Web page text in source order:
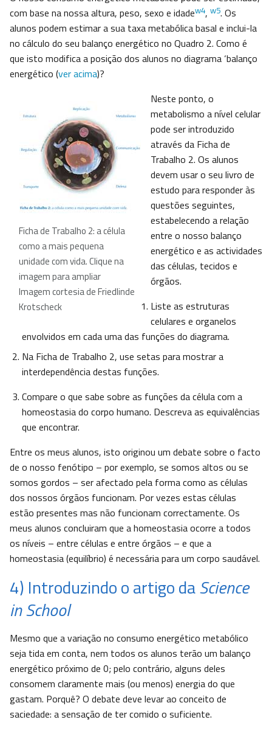
com base na nossa altura, peso, sexo e idadew4, w5. Os
alunos podem estimar a sua taxa metabólica basal e inclui-la
no cálculo do seu balanço energético no Quadro 2. Como é
que isto modifica a posição dos alunos no diagrama ‘balanço
energético (ver acima)?
Ficha de Trabalho 2: a célula
como a mais pequena
unidade com vida. Clique na
imagem para ampliar
Imagem cortesia de Friedlinde
Krotscheck
Neste ponto, o
metabolismo a nível celular
pode ser introduzido
através da Ficha de
Trabalho 2. Os alunos
devem usar o seu livro de
estudo para responder às
questões seguintes,
estabelecendo a relação
entre o nosso balanço
energético e as actividades
das células, tecidos e
órgãos.
Liste as estruturas
celulares e organelos
envolvidos em cada uma das funções do diagrama.
Na Ficha de Trabalho 2, use setas para mostrar a
interdependência destas funções.
Compare o que sabe sobre as funções da célula com a
homeostasia do corpo humano. Descreva as equivalências
que encontrar.
Entre os meus alunos, isto originou um debate sobre o facto
de o nosso fenótipo – por exemplo, se somos altos ou se
somos gordos – ser afectado pela forma como as células
dos nossos órgãos funcionam. Por vezes estas células
estão presentes mas não funcionam correctamente. Os
meus alunos concluiram que a homeostasia ocorre a todos
os níveis – entre células e entre órgãos – e que a
homeostasia (equilíbrio) é necessária para um corpo saudável.
4) Introduzindo o artigo daScience
in School
Mesmo que a variação no consumo energético metabólico
seja tida em conta, nem todos os alunos terão um balanço
energético próximo de 0; pelo contrário, alguns deles
consomem claramente mais (ou menos) energia do que
gastam. Porquê? O debate deve levar ao conceito de
saciedade: a sensação de ter comido o suficiente.